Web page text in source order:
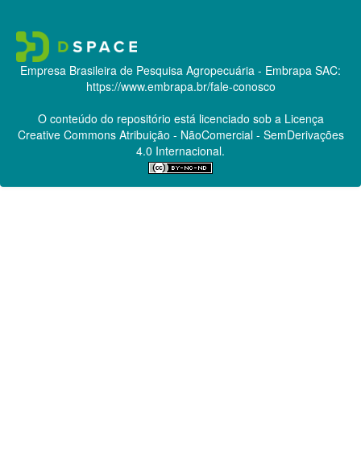
Empresa Brasileira de Pesquisa Agropecuária - Embrapa SAC:
https://www.embrapa.br/fale-conosco
O conteúdo do repositório está licenciado sob a Licença
Creative CommonsAtribuição - NãoComercial - SemDerivações
4.0 Internacional.